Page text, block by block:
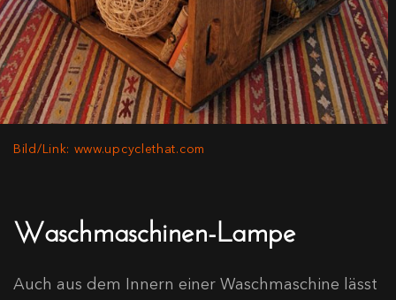
Bild/Link: www.upcyclethat.com
Waschmaschinen-Lampe
Auch aus dem Innern einer Waschmaschine lässt